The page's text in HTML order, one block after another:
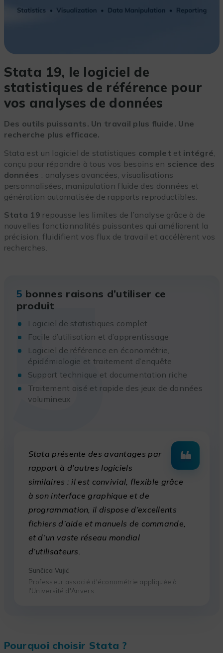
Stata 19, le logiciel de
statistiques de référence pour
vos analyses de données
Des outils puissants. Un travail plus fluide. Une
recherche plus efficace.
Stata est un logiciel de statistiques complet et intégré
conçu pour répondre à tous vos besoins en science des
données : analyses avancées, visualisations
personnalisées, manipulation fluide des données et
génération automatisée de rapports reproductibles.
Stata 19 repousse les limites de l’analyse grâce à de
nouvelles fonctionnalités puissantes qui améliorent la
précision, fluidifient vos flux de travail et accélèrent vos
recherches.
5 bonnes raisons d’utiliser ce
produit
Logiciel de statistiques complet
Facile d’utilisation et d’apprentissage
Logiciel de référence en économétrie,
épidémiologie et traitement d’enquête
Support technique et documentation riche
Traitement aisé et rapide des jeux de données
volumineux
5
Stata présente des avantages par
rapport à d’autres logiciels
similaires : il est convivial, flexible grâce
à son interface graphique et de
programmation, il dispose d’excellents
fichiers d’aide et manuels de commande,
et d’un vaste réseau mondial
d’utilisateurs.
Sunčica Vujić
Professeur associé d'économétrie appliquée à
l'Université d'Anvers
Pourquoi choisir Stata ?